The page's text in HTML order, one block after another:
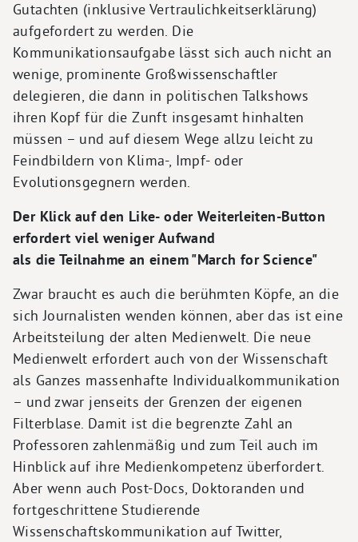
Gutachten (inklusive Vertraulichkeitserklärung)
aufgefordert zu werden. Die
Kommunikationsaufgabe lässt sich auch nicht an
wenige, prominente Großwissenschaftler
delegieren, die dann in politischen Talkshows
ihren Kopf für die Zunft insgesamt hinhalten
müssen – und auf diesem Wege allzu leicht zu
Feindbildern von Klima-, Impf- oder
Evolutionsgegnern werden.
Der Klick auf den Like- oder Weiterleiten-Button
erfordert viel weniger Aufwand
als die Teilnahme an einem "March for Science"
Zwar braucht es auch die berühmten Köpfe, an die
sich Journalisten wenden können, aber das ist eine
Arbeitsteilung der alten Medienwelt. Die neue
Medienwelt erfordert auch von der Wissenschaft
als Ganzes massenhafte Individualkommunikation
– und zwar jenseits der Grenzen der eigenen
Filterblase. Damit ist die begrenzte Zahl an
Professoren zahlenmäßig und zum Teil auch im
Hinblick auf ihre Medienkompetenz überfordert.
Aber wenn auch Post-Docs, Doktoranden und
fortgeschrittene Studierende
Wissenschaftskommunikation auf Twitter,